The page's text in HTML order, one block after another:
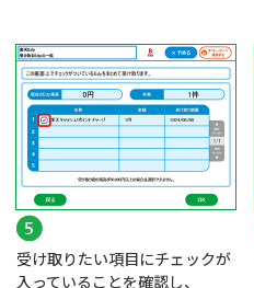
受け取りたい項目にチェックが
入っていることを確認し、